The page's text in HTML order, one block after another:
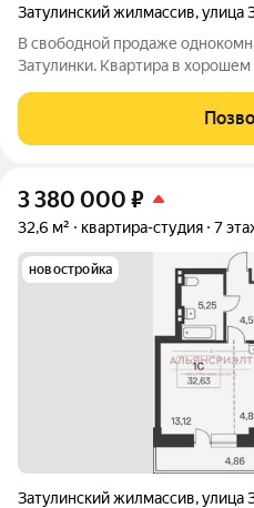
Затулинский жилмассив,улица
В свободной продаже
Затулинки. Квартира в хорошем
остеклен, в санузле кафель,
двойная входная дверь, на
3 380 000 ₽
32,6 м² квартира-студия 7
новостройка
Затулинский жилмассив,улица